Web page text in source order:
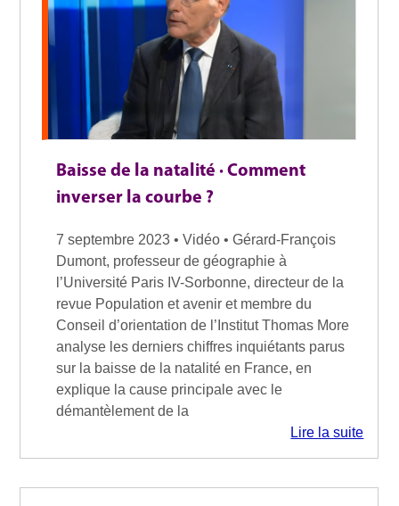
Baisse de la natalité · Comment
inverser la courbe ?
7 septembre 2023 • Vidéo • Gérard-François
Dumont, professeur de géographie à
l’Université Paris IV-Sorbonne, directeur de la
revue Population et avenir et membre du
Conseil d’orientation de l’Institut Thomas More
analyse les derniers chiffres inquiétants parus
sur la baisse de la natalité en France, en
explique la cause principale avec le
démantèlement de la
Lire la suite